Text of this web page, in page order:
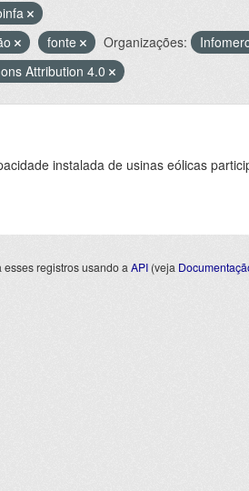
fonte Organizações:
Attribution 4.0
instalada de usinas eólicas
registros usando a API (veja